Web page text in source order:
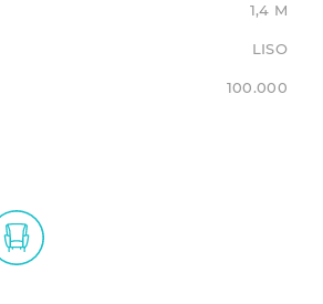
1,4 M
LISO
100.000